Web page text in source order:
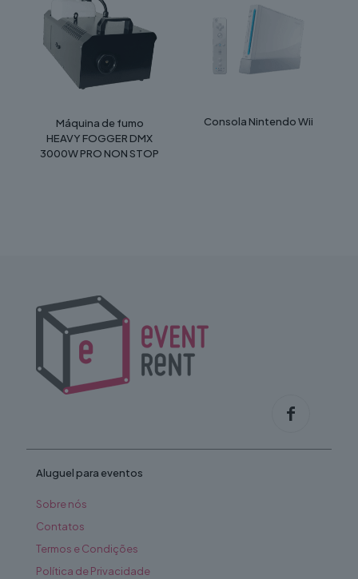
Máquina de fumo
HEAVY FOGGER DMX
3000W PRO NON STOP
Consola Nintendo Wii
Aluguel para eventos
Sobre nós
Contatos
Termos e Condições
Política de Privacidade